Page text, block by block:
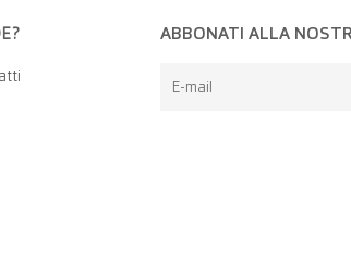
ABBONATI ALLA
E-mail